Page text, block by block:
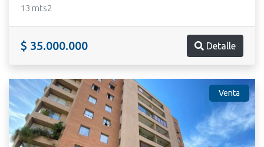
13 mts2
$ 35.000.000 Detalle
Venta